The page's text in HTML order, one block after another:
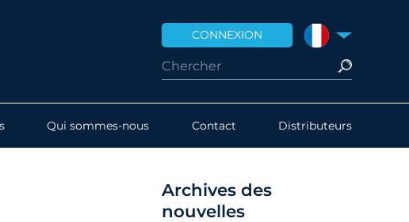
CONNEXION FRANCE
Qui sommes-nous Contact Distributeurs
Archives des
nouvelles